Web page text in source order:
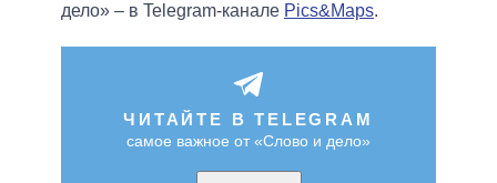
дело» – в Telegram-канале Pics&Maps.
ЧИТАЙТЕ В TELEGRAM
самое важное от «Слово и дело»